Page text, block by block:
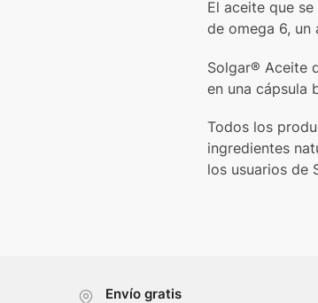
El aceite que
de omega 6, un
Solgar® Aceite
en una cápsula
Todos los
ingredientes
los usuarios de
Envío gratis